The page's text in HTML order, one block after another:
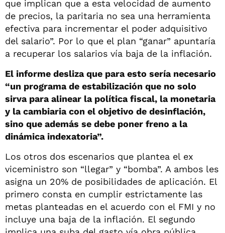
que implican que a esta velocidad de aumento
de precios, la paritaria no sea una herramienta
efectiva para incrementar el poder adquisitivo
del salario”. Por lo que el plan “ganar” apuntaría
a recuperar los salarios vía baja de la inflación.
El informe desliza que para esto sería necesario
“un programa de estabilización que no solo
sirva para alinear la política fiscal, la monetaria
y la cambiaria con el objetivo de desinflación,
sino que además se debe poner freno a la
dinámica indexatoria”.
Los otros dos escenarios que plantea el ex
viceministro son “llegar” y “bomba”. A ambos les
asigna un 20% de posibilidades de aplicación. El
primero consta en cumplir estrictamente las
metas planteadas en el acuerdo con el FMI y no
incluye una baja de la inflación. El segundo